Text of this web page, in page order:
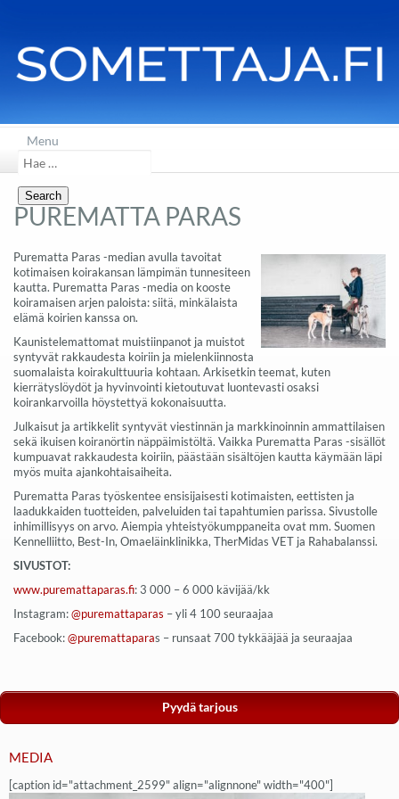
Menu
for:
PUREMATTA PARAS
Purematta Paras -median avulla tavoitat
kotimaisen koirakansan lämpimän tunnesiteen
kautta. Purematta Paras -media on kooste
koiramaisen arjen paloista: siitä, minkälaista
elämä koirien kanssa on.
Kaunistelemattomat muistiinpanot ja muistot
syntyvät rakkaudesta koiriin ja mielenkiinnosta
suomalaista koirakulttuuria kohtaan. Arkisetkin teemat, kuten
kierrätyslöydöt ja hyvinvointi kietoutuvat luontevasti osaksi
koirankarvoilla höystettyä kokonaisuutta.
Julkaisut ja artikkelit syntyvät viestinnän ja markkinoinnin ammattilaisen
sekä ikuisen koiranörtin näppäimistöltä. Vaikka Purematta Paras -sisällöt
kumpuavat rakkaudesta koiriin, päästään sisältöjen kautta käymään läpi
myös muita ajankohtaisaiheita.
Purematta Paras työskentee ensisijaisesti kotimaisten, eettisten ja
laadukkaiden tuotteiden, palveluiden tai tapahtumien parissa. Sivustolle
inhimillisyys on arvo. Aiempia yhteistyökumppaneita ovat mm. Suomen
Kennelliitto, Best-In, Omaeläinklinikka, TherMidas VET ja Rahabalanssi.
SIVUSTOT:
www.puremattaparas.fi: 3 000 – 6 000 kävijää/kk
Instagram: @puremattaparas – yli 4 100 seuraajaa
Facebook: @puremattaparas – runsaat 700 tykkääjää ja seuraajaa
Pyydä tarjous
MEDIA
[caption id="attachment_2599" align="alignnone" width="400"]